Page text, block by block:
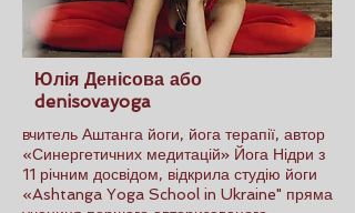
Юлія Денісова або
denisovayoga
вчитель Аштанга йоги, йога терапії, автор
«Синергетичних медитацій» Йога Нідри з
11 річним досвідом, відкрила студію йоги
«Ashtanga Yoga School in Ukraine" пряма